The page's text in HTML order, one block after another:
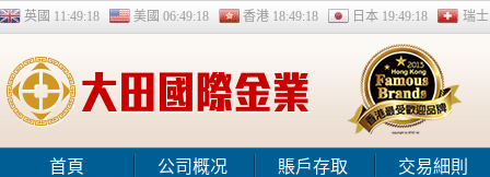
英國 11:49:18 美國 06:49:18 香港 18:49:18 日本 19:49:18 瑞
首頁 公司概况 賬戶存取 交易細則